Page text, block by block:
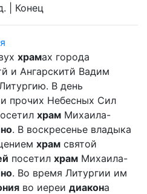
| Конец
храмах города
и Ангарскитй Вадим
В день
прочих Небесных Сил
храм Михаила-
. В воскресенье владыка
храм святой
посетил храм Михаила-
. Во время Литургии им
во иереи диакона